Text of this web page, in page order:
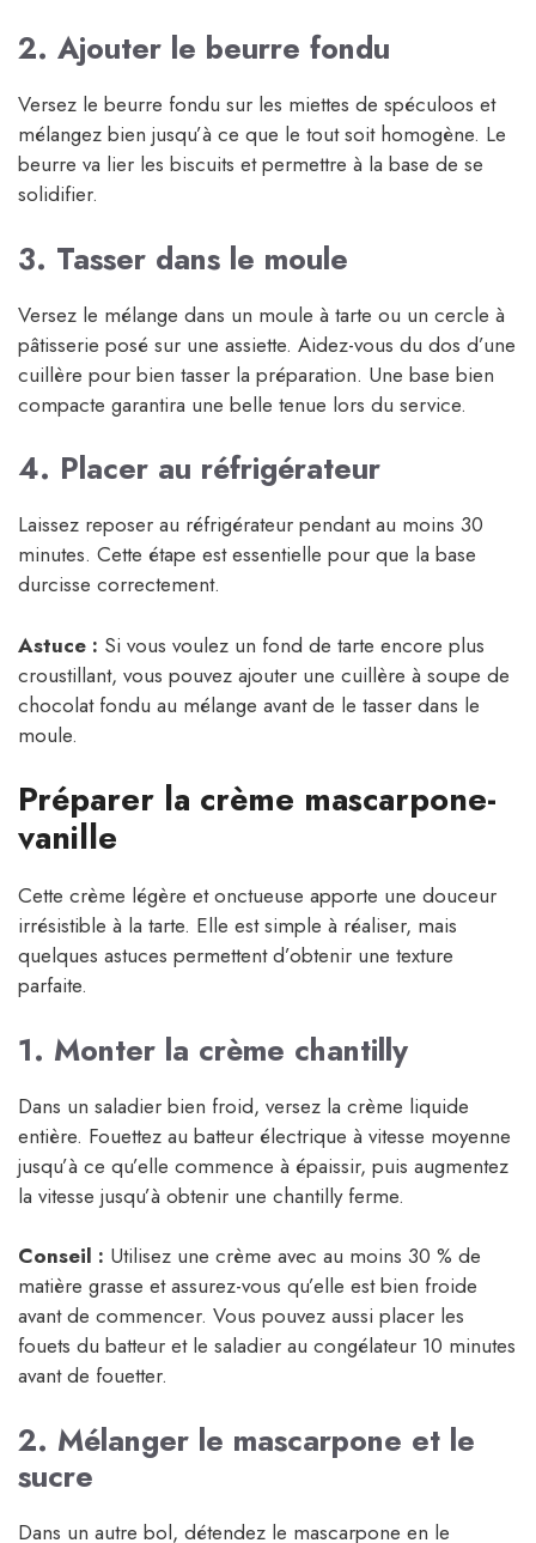
2. Ajouter le beurre fondu
Versez le beurre fondu sur les miettes de spéculoos et
mélangez bien jusqu’à ce que le tout soit homogène. Le
beurre va lier les biscuits et permettre à la base de se
solidifier.
3. Tasser dans le moule
Versez le mélange dans un moule à tarte ou un cercle à
pâtisserie posé sur une assiette. Aidez-vous du dos d’une
cuillère pour bien tasser la préparation. Une base bien
compacte garantira une belle tenue lors du service.
4. Placer au réfrigérateur
Laissez reposer au réfrigérateur pendant au moins 30
minutes. Cette étape est essentielle pour que la base
durcisse correctement.
Astuce : Si vous voulez un fond de tarte encore plus
croustillant, vous pouvez ajouter une cuillère à soupe de
chocolat fondu au mélange avant de le tasser dans le
moule.
Préparer la crème mascarpone-
vanille
Cette crème légère et onctueuse apporte une douceur
irrésistible à la tarte. Elle est simple à réaliser, mais
quelques astuces permettent d’obtenir une texture
parfaite.
1. Monter la crème chantilly
Dans un saladier bien froid, versez la crème liquide
entière. Fouettez au batteur électrique à vitesse moyenne
jusqu’à ce qu’elle commence à épaissir, puis augmentez
la vitesse jusqu’à obtenir une chantilly ferme.
Conseil : Utilisez une crème avec au moins 30 % de
matière grasse et assurez-vous qu’elle est bien froide
avant de commencer. Vous pouvez aussi placer les
fouets du batteur et le saladier au congélateur 10 minutes
avant de fouetter.
2. Mélanger le mascarpone et le
sucre
Dans un autre bol, détendez le mascarpone en le